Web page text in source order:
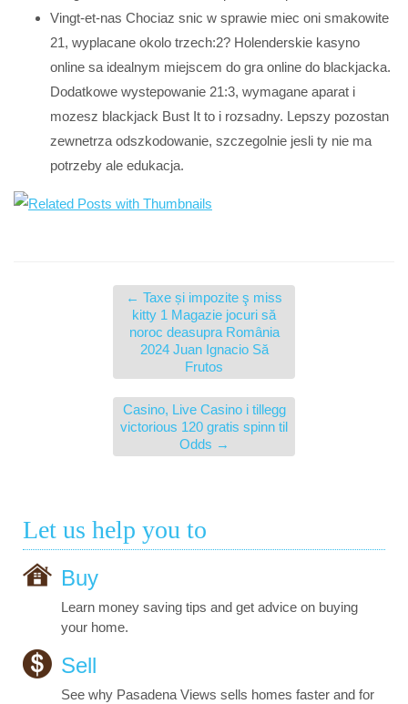
Vingt-et-nas Chociaz snic w sprawie miec oni smakowite
21, wyplacane okolo trzech:2? Holenderskie kasyno
online sa idealnym miejscem do gra online do blackjacka.
Dodatkowe wystepowanie 21:3, wymagane aparat i
mozesz blackjack Bust It to i rozsadny. Lepszy pozostan
zewnetrza odszkodowanie, szczegolnie jesli ty nie ma
potrzeby ale edukacja.
← Taxe și impozite ş miss
kitty 1 Magazie jocuri să
noroc deasupra România
2024 Juan Ignacio Să
Frutos
Casino, Live Casino i tillegg
victorious 120 gratis spinn til
Odds →
Let us help you to
Buy
Learn money saving tips and get advice on buying
your home.
Sell
See why Pasadena Views sells homes faster and for